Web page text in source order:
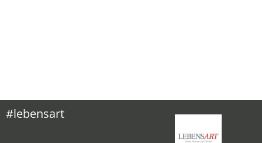
#lebensart